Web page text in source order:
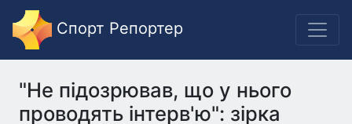
Спорт Репортер
"Не підозрював, що у нього
проводять інтерв'ю": зірка